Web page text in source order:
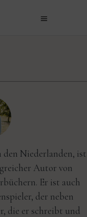
den Niederlanden, ist
Autor von
Er ist auch
der neben
die er schreibt und